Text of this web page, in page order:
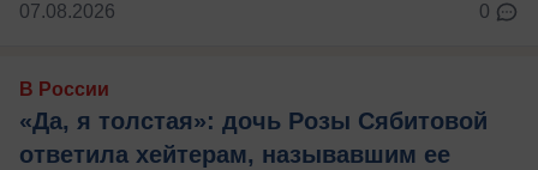
07.08.2026 0
В России
«Да, я толстая»: дочь Розы Сябитовой
ответила хейтерам, называвшим ее